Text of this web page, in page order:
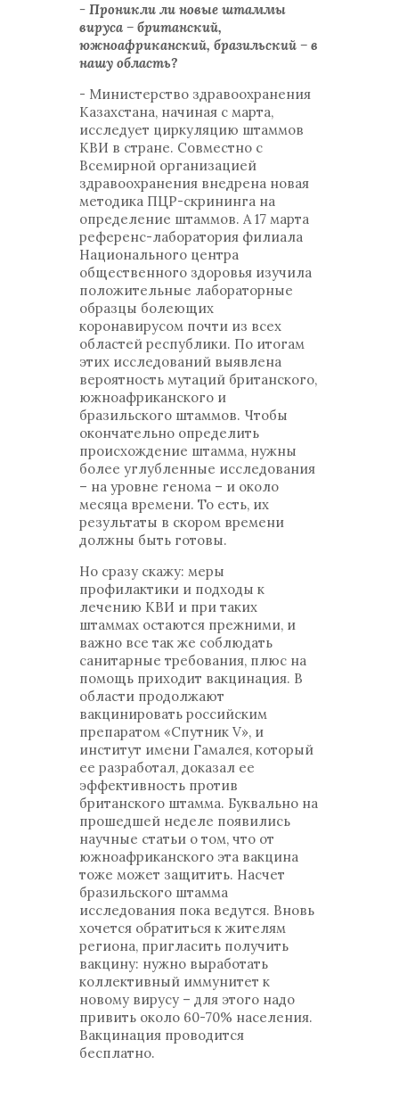
- Проникли ли новые штаммы
вируса – британский,
южноафриканский, бразильский – в
нашу область?
- Министерство здравоохранения
Казахстана, начиная с марта,
исследует циркуляцию штаммов
КВИ в стране. Совместно с
Всемирной организацией
здравоохранения внедрена новая
методика ПЦР-скрининга на
определение штаммов. А 17 марта
референс-лаборатория филиала
Национального центра
общественного здоровья изучила
положительные лабораторные
образцы болеющих
коронавирусом почти из всех
областей республики. По итогам
этих исследований выявлена
вероятность мутаций британского,
южноафриканского и
бразильского штаммов. Чтобы
окончательно определить
происхождение штамма, нужны
более углубленные исследования
– на уровне генома – и около
месяца времени. То есть, их
результаты в скором времени
должны быть готовы.
Но сразу скажу: меры
профилактики и подходы к
лечению КВИ и при таких
штаммах остаются прежними, и
важно все так же соблюдать
санитарные требования, плюс на
помощь приходит вакцинация. В
области продолжают
вакцинировать российским
препаратом «Спутник V», и
институт имени Гамалея, который
ее разработал, доказал ее
эффективность против
британского штамма. Буквально на
прошедшей неделе появились
научные статьи о том, что от
южноафриканского эта вакцина
тоже может защитить. Насчет
бразильского штамма
исследования пока ведутся. Вновь
хочется обратиться к жителям
региона, пригласить получить
вакцину: нужно выработать
коллективный иммунитет к
новому вирусу – для этого надо
привить около 60-70% населения.
Вакцинация проводится
бесплатно.